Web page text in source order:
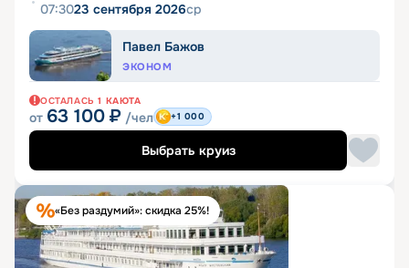
07:3023 сентября 2026ср
Павел Бажов
ЭКОНОМ
ОСТАЛАСЬ 1 КАЮТА
от 63 100 ₽ /чел +1 000
Выбрать круиз
«Без раздумий»: скидка 25%!